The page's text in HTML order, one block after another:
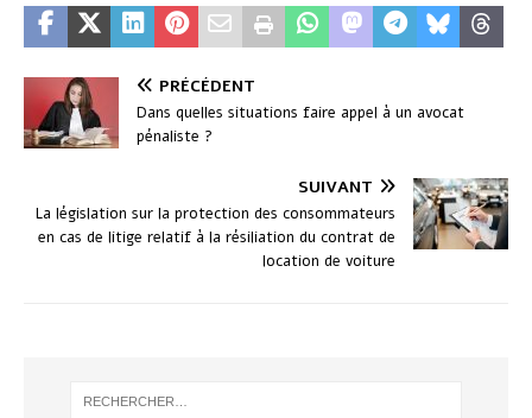
PRÉCÉDENT
Dans quelles situations faire appel à un avocat
pénaliste ?
SUIVANT
La législation sur la protection des consommateurs
en cas de litige relatif à la résiliation du contrat de
location de voiture